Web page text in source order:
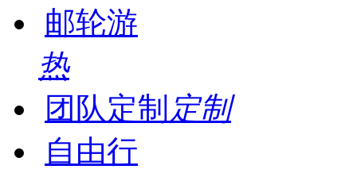
邮轮游
热
团队定制 定制
自由行